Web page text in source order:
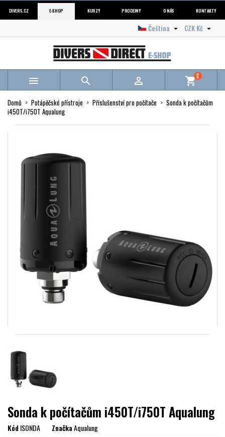
DIVERS.CZ E-SHOP KURZY PRODEJNY O NÁS KONTAKTY
CZK Kč 
Čeština 
   shopping_cart0
Domů Potápěčské přístroje Příslušenství pro počítače
Sonda k počítačům
i450T/i750T Aqualung
Sonda k počítačům i450T/i750T Aqualung
KódISONDA ZnačkaAqualung